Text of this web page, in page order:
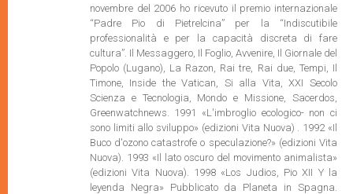
novembre del 2006 ho ricevuto il premio internazionale
“Padre Pio di Pietrelcina” per la “Indiscutibile
professionalità e per la capacità discreta di fare
cultura”. Il Messaggero, Il Foglio, Avvenire, Il Giornale del
Popolo (Lugano), La Razon, Rai tre, Rai due, Tempi, Il
Timone, Inside the Vatican, Si alla Vita, XXI Secolo
Scienza e Tecnologia, Mondo e Missione, Sacerdos,
Greenwatchnews. 1991 «L'imbroglio ecologico- non ci
sono limiti allo sviluppo» (edizioni Vita Nuova) . 1992 «Il
Buco d'ozono catastrofe o speculazione?» (edizioni Vita
Nuova). 1993 «Il lato oscuro del movimento animalista»
(edizioni Vita Nuova). 1998 «Los Judios, Pio XII Y la
leyenda Negra» Pubblicato da Planeta in Spagna.